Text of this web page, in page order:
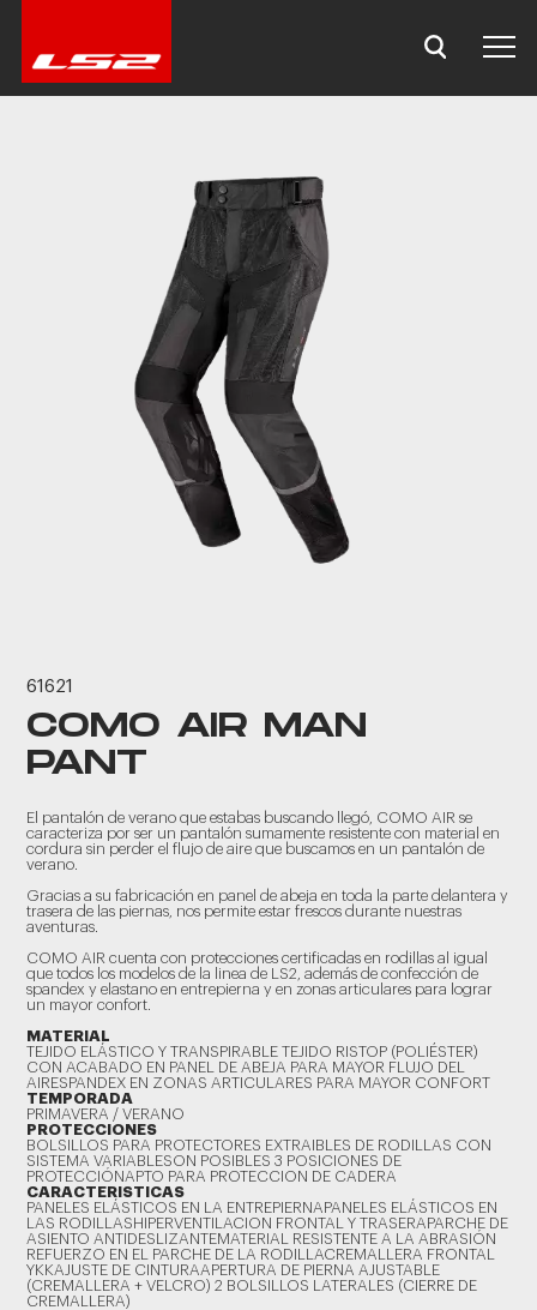
61621
COMO AIR MAN
PANT
El pantalón de verano que estabas buscando llegó, COMO AIR se
caracteriza por ser un pantalón sumamente resistente con material en
cordura sin perder el flujo de aire que buscamos en un pantalón de
verano.
Gracias a su fabricación en panel de abeja en toda la parte delantera y
trasera de las piernas, nos permite estar frescos durante nuestras
aventuras.
COMO AIR cuenta con protecciones certificadas en rodillas al igual
que todos los modelos de la linea de LS2, además de confección de
spandex y elastano en entrepierna y en zonas articulares para lograr
un mayor confort.
MATERIAL
TEJIDO ELÁSTICO Y TRANSPIRABLE TEJIDO RISTOP (POLIÉSTER)
CON ACABADO EN PANEL DE ABEJA PARA MAYOR FLUJO DEL
AIRESPANDEX EN ZONAS ARTICULARES PARA MAYOR CONFORT
TEMPORADA
PRIMAVERA / VERANO
PROTECCIONES
BOLSILLOS PARA PROTECTORES EXTRAIBLES DE RODILLAS CON
SISTEMA VARIABLESON POSIBLES 3 POSICIONES DE
PROTECCIÓNAPTO PARA PROTECCION DE CADERA
CARACTERISTICAS
PANELES ELÁSTICOS EN LA ENTREPIERNAPANELES ELÁSTICOS EN
LAS RODILLASHIPERVENTILACION FRONTAL Y TRASERAPARCHE DE
ASIENTO ANTIDESLIZANTEMATERIAL RESISTENTE A LA ABRASIÓN
REFUERZO EN EL PARCHE DE LA RODILLACREMALLERA FRONTAL
YKKAJUSTE DE CINTURAAPERTURA DE PIERNA AJUSTABLE
(CREMALLERA + VELCRO) 2 BOLSILLOS LATERALES (CIERRE DE
CREMALLERA)